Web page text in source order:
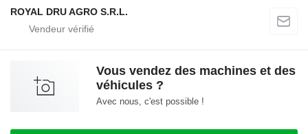
ROYAL DRU AGRO S.R.L.
Vous vendez des machines et des
véhicules ?
Avec nous, c'est possible !